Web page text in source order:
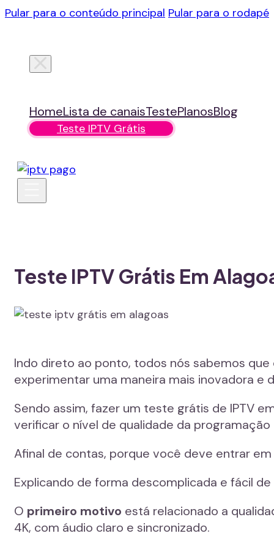
Pular para o conteúdo principal Pular para o rodapé
HomeLista de canaisTestePlanosBlog
Teste IPTV Grátis
Teste IPTV Grátis Em
Indo direto ao ponto, todos nós sabemos
experimentar uma maneira mais inovadora
Sendo assim, fazer um teste grátis de IPTV
verificar o nível de qualidade da
Afinal de contas, porque você deve entrar
Explicando de forma descomplicada e fácil
O primeiro motivo está relacionado a
4K, com áudio claro e sincronizado.